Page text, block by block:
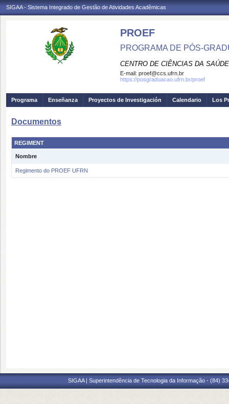
SIGAA - Sistema Integrado de Gestão de Atividades Acadêmicas
PROEF
PROGRAMA DE PÓS-
CENTRO DE CIÊNCIAS DA SAÚDE
E-mail: proef@ccs.ufrn.br
https://posgraduacao.ufrn.br/proef
Programa Enseñanza Proyectos de Investigación Calendario Los
Documentos
REGIMENT
Nombre
Regimento do PROEF UFRN
SIGAA | Superintendência de Tecnologia da Informação - (84)